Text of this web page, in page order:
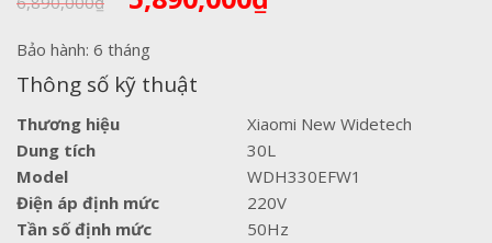
gốc
là:
6,890,000₫.
Bảo hành: 6 tháng
Thông số kỹ thuật
Thương hiệu
Xiaomi New Widetech
Dung tích
30L
Model
WDH330EFW1
Điện áp định mức
220V
Tần số định mức
50Hz